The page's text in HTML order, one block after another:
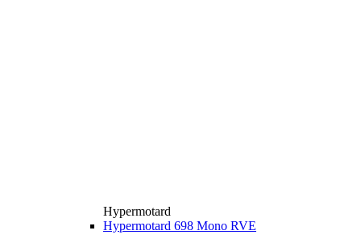
Hypermotard
Hypermotard 698 Mono RVE